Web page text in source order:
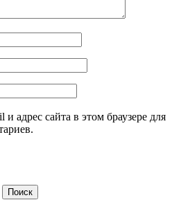
адрес сайта в этом браузере для
Поиск